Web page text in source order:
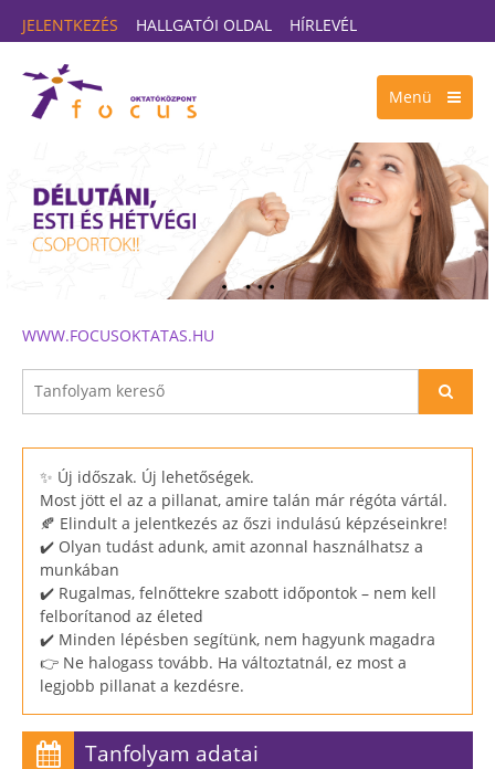
JELENTKEZÉS HALLGATÓI OLDAL HÍRLEVÉL
Menü
WWW.FOCUSOKTATAS.HU
✨ Új időszak. Új lehetőségek.
Most jött el az a pillanat, amire talán már régóta vártál.
🍂 Elindult a jelentkezés az őszi indulású képzéseinkre!
✔️ Olyan tudást adunk, amit azonnal használhatsz a
munkában
✔️ Rugalmas, felnőttekre szabott időpontok – nem kell
felborítanod az életed
✔️ Minden lépésben segítünk, nem hagyunk magadra
👉 Ne halogass tovább. Ha változtatnál, ez most a
legjobb pillanat a kezdésre.
Tanfolyam adatai